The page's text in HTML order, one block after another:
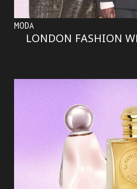
MODA
LONDON FASHION